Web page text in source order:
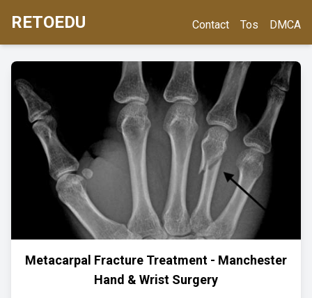
RETOEDU Contact Tos DMCA
Metacarpal Fracture Treatment - Manchester
Hand & Wrist Surgery